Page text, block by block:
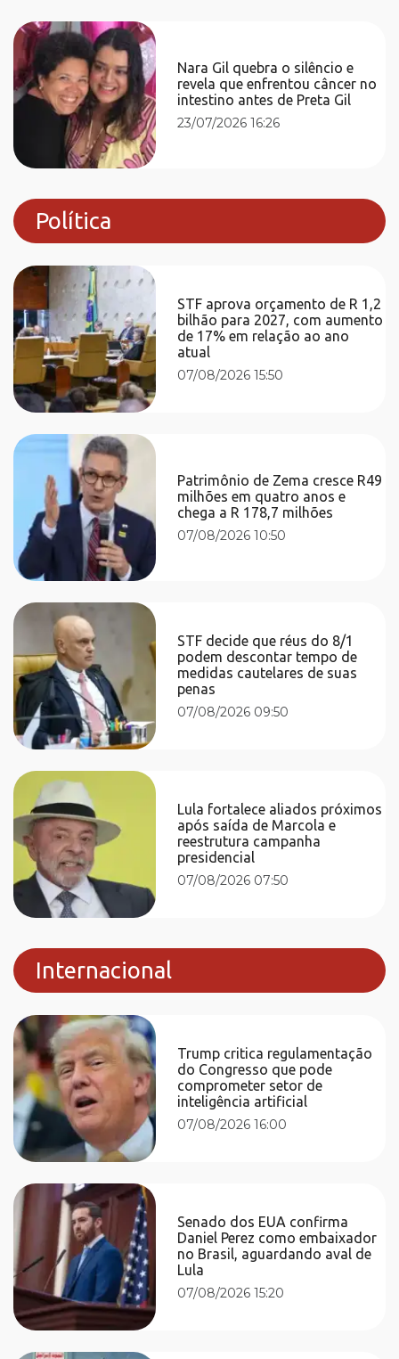
Nara Gil quebra o silêncio e
revela que enfrentou câncer no
intestino antes de Preta Gil
23/07/2026 16:26
Política
STF aprova orçamento de R 1,2
bilhão para 2027, com aumento
de 17% em relação ao ano
atual
07/08/2026 15:50
Patrimônio de Zema cresce R49
milhões em quatro anos e
chega a R 178,7 milhões
07/08/2026 10:50
STF decide que réus do 8/1
podem descontar tempo de
medidas cautelares de suas
penas
07/08/2026 09:50
Lula fortalece aliados próximos
após saída de Marcola e
reestrutura campanha
presidencial
07/08/2026 07:50
Internacional
Trump critica regulamentação
do Congresso que pode
comprometer setor de
inteligência artificial
07/08/2026 16:00
Senado dos EUA confirma
Daniel Perez como embaixador
no Brasil, aguardando aval de
Lula
07/08/2026 15:20